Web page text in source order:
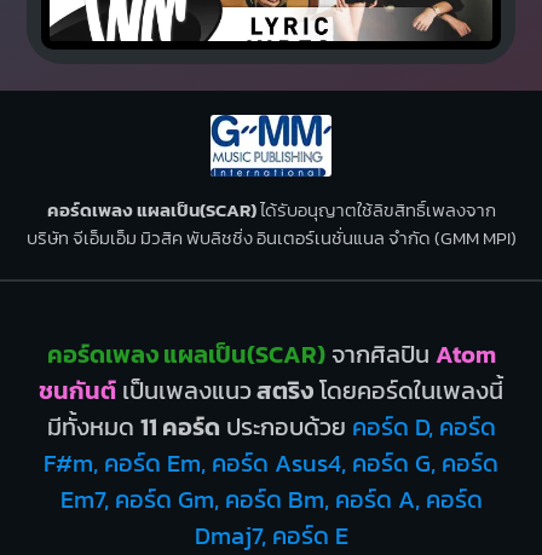
คอร์ดเพลง แผลเป็น(SCAR)ได้รับอนุญาตใช้ลิขสิทธิ์เพลงจาก
บริษัท จีเอ็มเอ็ม มิวสิค พับลิชชิ่ง อินเตอร์เนชั่นแนล จำกัด (GMM MPI)
คอร์ดเพลง แผลเป็น(SCAR)จากศิลปิน Atom
ชนกันต์ เป็นเพลงแนวสตริงโดยคอร์ดในเพลงนี้
มีทั้งหมด 11 คอร์ด ประกอบด้วย คอร์ด D, คอร์ด
F#m, คอร์ด Em, คอร์ด Asus4, คอร์ด G, คอร์ด
Em7, คอร์ด Gm, คอร์ด Bm, คอร์ด A, คอร์ด
Dmaj7, คอร์ด E